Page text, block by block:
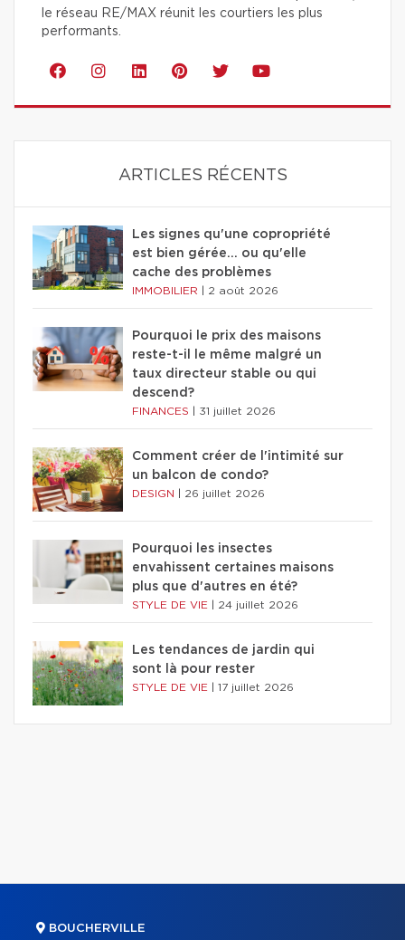
le réseau RE/MAX réunit les courtiers les plus
performants.
ARTICLES RÉCENTS
Les signes qu'une copropriété
est bien gérée… ou qu'elle
cache des problèmes
IMMOBILIER 2 août 2026
Pourquoi le prix des maisons
reste-t-il le même malgré un
taux directeur stable ou qui
descend?
FINANCES 31 juillet 2026
Comment créer de l'intimité sur
un balcon de condo?
DESIGN 26 juillet 2026
Pourquoi les insectes
envahissent certaines maisons
plus que d'autres en été?
STYLE DE VIE 24 juillet 2026
Les tendances de jardin qui
sont là pour rester
STYLE DE VIE 17 juillet 2026
BOUCHERVILLE